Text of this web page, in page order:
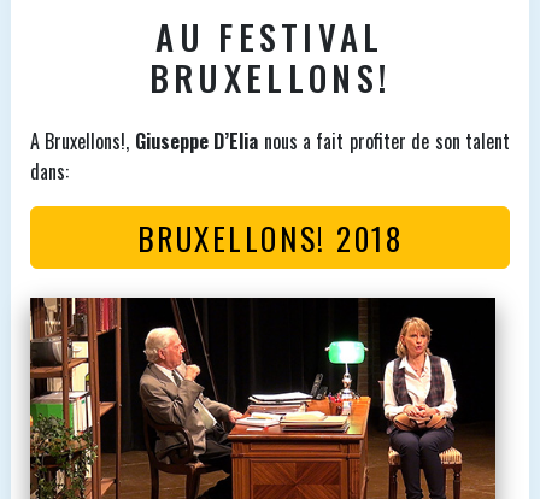
AU FESTIVAL
BRUXELLONS!
A Bruxellons!, Giuseppe D’Elia nous a fait profiter de son talent
dans:
BRUXELLONS! 2018